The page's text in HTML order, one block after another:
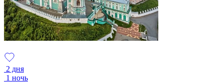
2 дня
1 ночь